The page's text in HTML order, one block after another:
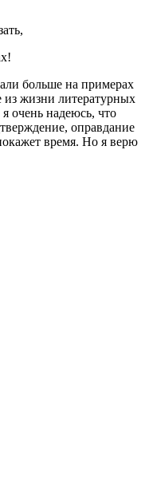
больше на примерах
жизни литературных
очень надеюсь, что
оправдание
время. Но я верю